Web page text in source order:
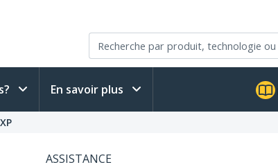
En savoir plus
ASSISTANCE